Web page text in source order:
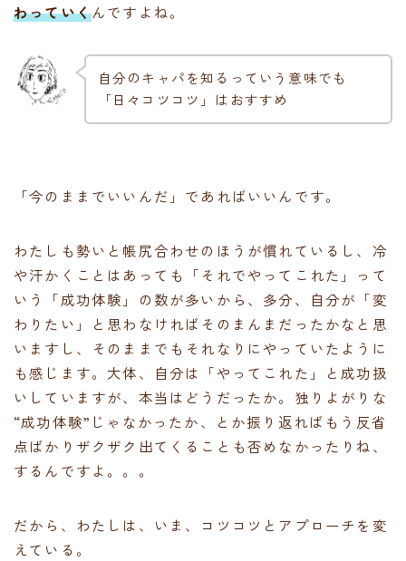
わっていくんですよね。
自分のキャパを知るっていう意味でも
「日々コツコツ」はおすすめ
「今のままでいいんだ」であればいいんです。
わたしも勢いと帳尻合わせのほうが慣れているし、冷
や汗かくことはあっても「それでやってこれた」って
いう「成功体験」の数が多いから、多分、自分が「変
わりたい」と思わなければそのまんまだったかなと思
いますし、そのままでもそれなりにやっていたように
も感じます。大体、自分は「やってこれた」と成功扱
いしていますが、本当はどうだったか。独りよがりな
“成功体験”じゃなかったか、とか振り返ればもう反省
点ばかりザクザク出てくることも否めなかったりね、
するんですよ。。。
だから、わたしは、いま、コツコツとアプローチを変
えている。